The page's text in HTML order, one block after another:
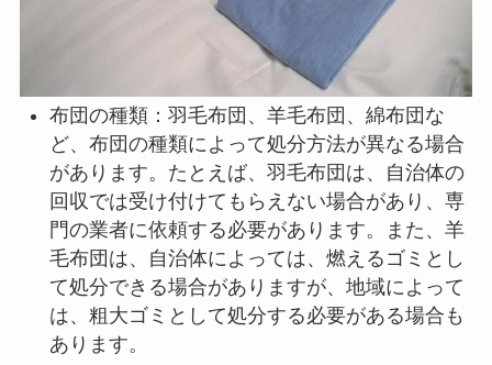
布団の種類：羽毛布団、羊毛布団、綿布団な
ど、布団の種類によって処分方法が異なる場合
があります。たとえば、羽毛布団は、自治体の
回収では受け付けてもらえない場合があり、専
門の業者に依頼する必要があります。また、羊
毛布団は、自治体によっては、燃えるゴミとし
て処分できる場合がありますが、地域によって
は、粗大ゴミとして処分する必要がある場合も
あります。